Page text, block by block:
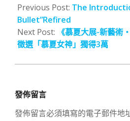
05-
23
Previous Post: The
Bullet”Refired
Next Post: 《慕夏大展-新藝術
徵選「慕夏女神」獨得3萬
發佈留言
發佈留言必須填寫的電子郵件地